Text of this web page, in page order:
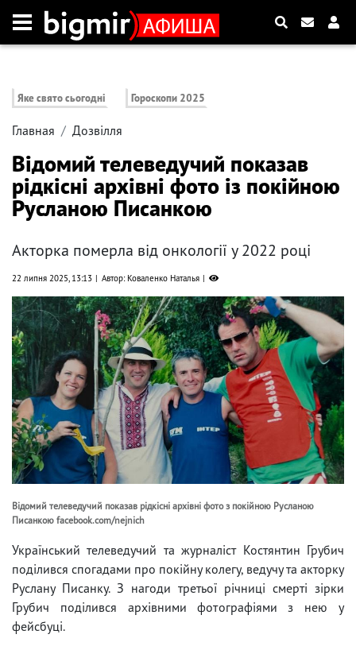
Яке свято сьогодні Гороскопи 2025
Главная Дозвілля
Відомий телеведучий показав
рідкісні архівні фото із покійною
Русланою Писанкою
Акторка померла від онкології у 2022 році
22 липня 2025, 13:13 Автор: Коваленко Наталья
Відомий телеведучий показав рідкісні архівні фото з покійною Русланою
Писанкою facebook.com/nejnich
Український телеведучий та журналіст Костянтин Грубич
поділився спогадами про покійну колегу, ведучу та акторку
Руслану Писанку. З нагоди третьої річниці смерті зірки
Грубич поділився архівними фотографіями з нею у
фейсбуці.